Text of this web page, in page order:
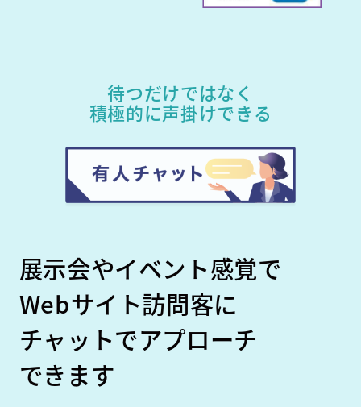
待つだけではなく
積極的に声掛けできる
展示会やイベント感覚で
Webサイト訪問客に
チャットでアプローチ
できます